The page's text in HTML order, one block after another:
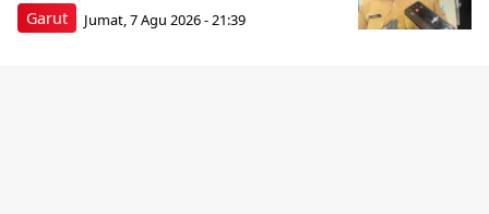
Garut Jumat, 7 Agu 2026 - 21:39